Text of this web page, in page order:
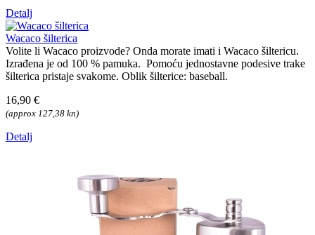
Detalj
Wacaco šilterica
Volite li Wacaco proizvode? Onda morate imati i Wacaco šiltericu.
Izrađena je od 100 % pamuka. Pomoću jednostavne podesive trake
šilterica pristaje svakome. Oblik šilterice: baseball.
16,90 €
(approx 127,38 kn)
Detalj